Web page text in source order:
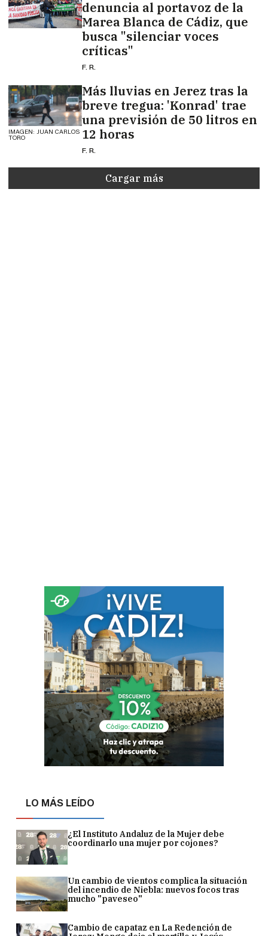
denuncia al portavoz de la
Marea Blanca de Cádiz, que
busca "silenciar voces
críticas"
F. R.
IMAGEN: JUAN CARLOS
TORO
Más lluvias en Jerez tras la
breve tregua: 'Konrad' trae
una previsión de 50 litros en
12 horas
F. R.
Cargar más
LO MÁS LEÍDO
¿El Instituto Andaluz de la Mujer debe
coordinarlo una mujer por cojones?
Un cambio de vientos complica la situación
del incendio de Niebla: nuevos focos tras
mucho "paveseo"
Cambio de capataz en La Redención de